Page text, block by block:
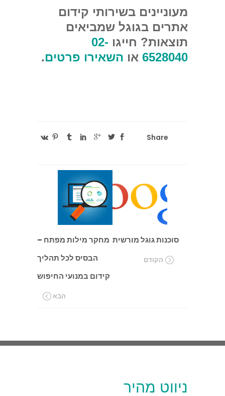
מעוניינים בשירותי קידום
אתרים בגוגל שמביאים
תוצאות? חייגו 02-
6528040 או השאירו פרטים.
Share
סוכנות גוגל מורשית
הקודם
מחקר מילות מפתח –
הבסיס לכל תהליך
קידום במנועי החיפוש
הבא
ניווט מהיר